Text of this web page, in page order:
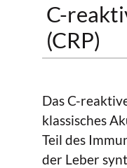
C-
(CRP)
Das C-
klassisches
Teil des
der Leber